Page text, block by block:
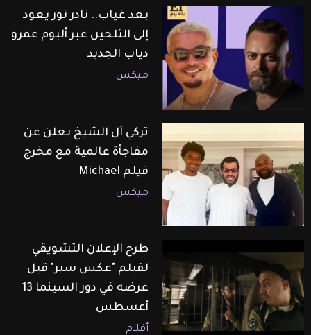
بعد غياب.. نادر نور يعود
إلى التلحين عبر ألبوم عمرو
دياب الجديد
ميكس
تركي آل الشيخ يعلن عن
مفاجأة عالمية مع مخرج
فيلم Michael
ميكس
طرح الإعلان التشويقي
لفيلم "عكس سير" قبل
عرضه في دور السينما 13
أغسطس
أفلام